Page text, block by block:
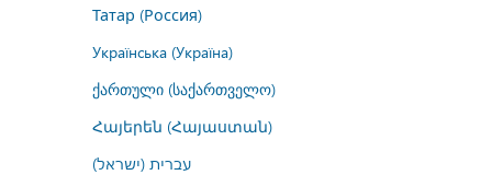
Татар (Россия)
Українська (Україна)
ქართული (საქართველო)
Հայերեն (Հայաստան)
עברית (ישראל)